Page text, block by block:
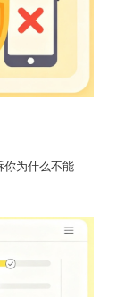
你为什么不能